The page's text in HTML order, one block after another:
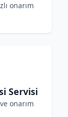
onarım
Servisi
onarım